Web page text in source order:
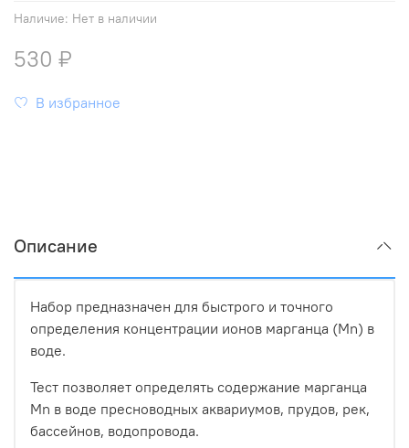
Наличие: Нет в наличии
530 ₽
В избранное
Описание
Набор предназначен для быстрого и точного
определения концентрации ионов марганца (Mn) в
воде.
Тест позволяет определять содержание марганца
Mn в воде пресноводных аквариумов, прудов, рек,
бассейнов, водопровода.